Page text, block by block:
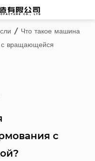
/ Что такое машина
с вращающейся
с